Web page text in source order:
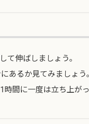
て伸ばしましょう。
あるか見てみましょう。
時間に一度は立ち上が